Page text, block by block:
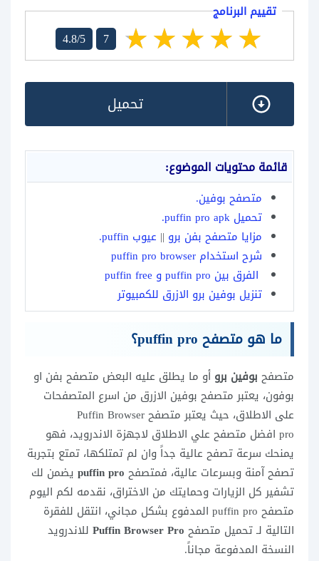
تقييم البرنامج
4.8/5 7
تحميل
قائمة محتويات الموضوع:
متصفح بوفين.
تحميل puffin pro apk.
مزايا متصفح بفن برو || عيوب puffin.
شرح استخدام puffin pro browser
الفرق بين puffin pro و puffin free
تنزيل بوفين برو الازرق للكمبيوتر
ما هو متصفح puffin pro؟
متصفح بوفين برو أو ما يطلق عليه البعض متصفح بفن او
بوفون، يعتبر متصفح بوفين الازرق من اسرع المتصفحات
على الاطلاق، حيث يعتبر متصفح Puffin Browser
pro افضل
متصفح علي الاطلاق لاجهزة الاندرويد، فهو
يمنحك سرعة تصفح عالية جداً وان لم تمتلكها، تمتع بتجربة
تصفح آمنة وبسرعات عالية، فمتصفح puffin pro يضمن لك
تشفير كل الزيارات وحمايتك من الاختراق، نقدمه لكم اليوم
متصفح puffin pro المدفوع بشكل مجاني، انتقل للفقرة
التالية لـ تحميل متصفح Puffin Browser Pro للاندرويد
النسخة المدفوعة مجاناً.